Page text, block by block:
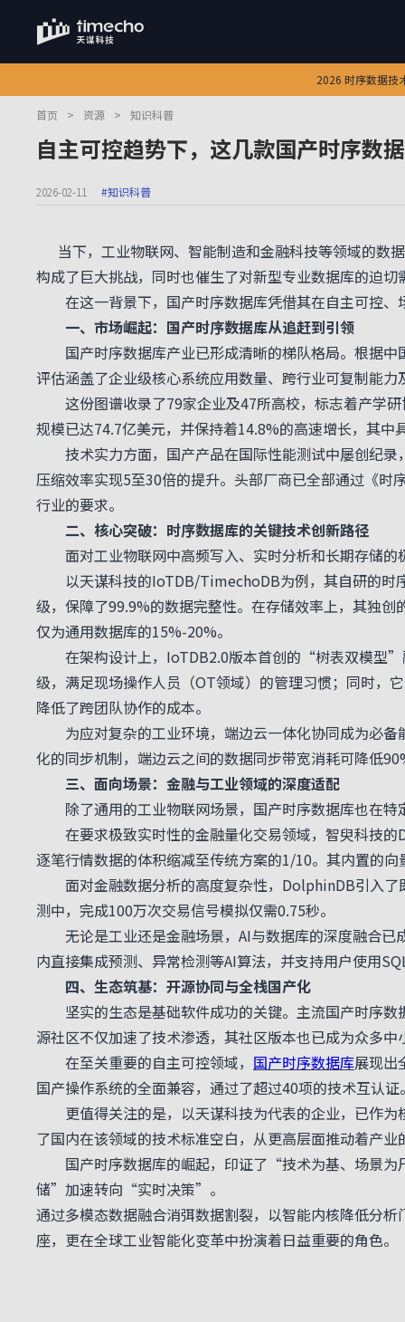
2026 时序数据技
首页 > 资源 > 知识科普
自主可控趋势下，这几款国产时序数
2026-02-11 #知识科普
当下，工业物联网、智能制造和金融科技等领域的数
构成了巨大挑战，同时也催生了对新型专业数据库的迫切
在这一背景下，国产时序数据库凭借其在自主可控、
一、市场崛起：国产时序数据库从追赶到引领
国产时序数据库产业已形成清晰的梯队格局。根据中
评估涵盖了企业级核心系统应用数量、跨行业可复制能
这份图谱收录了79家企业及47所高校，标志着产学研
规模已达74.7亿美元，并保持着14.8%的高速增长，其中
技术实力方面，国产产品在国际性能测试中屡创纪录
压缩效率实现5至30倍的提升。头部厂商已全部通过《
行业的要求。
二、核心突破：时序数据库的关键技术创新路径
面对工业物联网中高频写入、实时分析和长期存储的
以天谋科技的IoTDB/TimechoDB为例，其自研的时
级，保障了99.9%的数据完整性。在存储效率上，其独
仅为通用数据库的15%-20%。
在架构设计上，IoTDB2.0版本首创的“树表双模型”
级，满足现场操作人员（OT领域）的管理习惯；同时，
降低了跨团队协作的成本。
为应对复杂的工业环境，端边云一体化协同成为必备
化的同步机制，端边云之间的数据同步带宽消耗可降低
三、面向场景：金融与工业领域的深度适配
除了通用的工业物联网场景，国产时序数据库也在特
在要求极致实时性的金融量化交易领域，智臾科技的
逐笔行情数据的体积缩减至传统方案的1/10。其内置的
面对金融数据分析的高度复杂性，DolphinDB引入了
测中，完成100万次交易信号模拟仅需0.75秒。
无论是工业还是金融场景，AI与数据库的深度融合
内直接集成预测、异常检测等AI算法，并支持用户使用
四、生态筑基：开源协同与全栈国产化
坚实的生态是基础软件成功的关键。主流国产时序数
源社区不仅加速了技术渗透，其社区版本也已成为众多
在至关重要的自主可控领域， 国产时序数据库展现出
国产操作系统的全面兼容，通过了超过40项的技术互认证
更值得关注的是，以天谋科技为代表的企业，已作为
了国内在该领域的技术标准空白，从更高层面推动着产业
国产时序数据库的崛起，印证了“技术为基、场景为
储”加速转向“实时决策”。
通过多模态数据融合消弭数据割裂，以智能内核降低分
座，更在全球工业智能化变革中扮演着日益重要的角色。